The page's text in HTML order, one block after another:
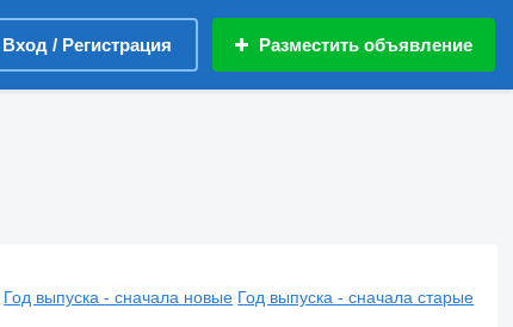
Вход / Регистрация Разместить объявление
Год выпуска - сначала новые Год выпуска - сначала старые